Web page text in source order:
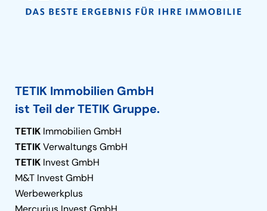
TETIK Immobilien GmbH
ist Teil der TETIK Gruppe.
TETIK Immobilien GmbH
TETIKVerwaltungs GmbH
TETIK Invest GmbH
M&T Invest GmbH
Werbewerkplus